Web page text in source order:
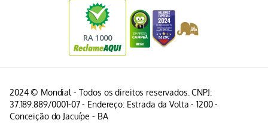
2024 © Mondial - Todos os direitos reservados. CNPJ:
37.189.889/0001-07 - Endereço: Estrada da Volta - 1200 -
Conceição do Jacuípe - BA